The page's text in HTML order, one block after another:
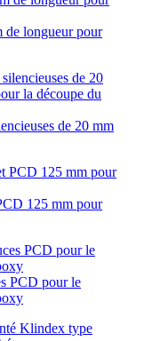
de longueur pour
de 20 mm
125 mm pour
PCD pour le